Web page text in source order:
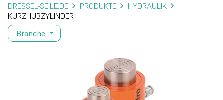
DRESSEL-SEILE.DE PRODUKTE
HYDRAULIK
KURZHUBZYLINDER
Branche